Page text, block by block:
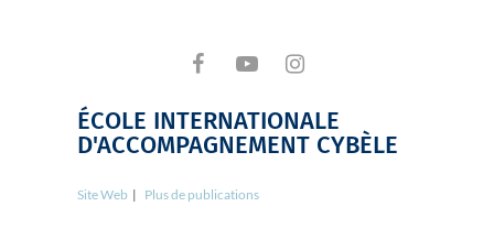
ÉCOLE INTERNATIONALE
D'ACCOMPAGNEMENT CYBÈLE
Site Web | Plus de publications